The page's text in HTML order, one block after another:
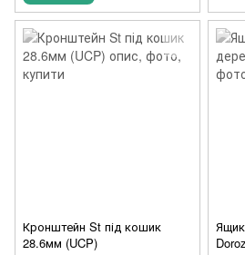
Кронштейн St під кошик
28.6мм (UCP)